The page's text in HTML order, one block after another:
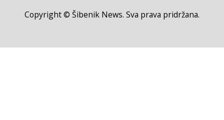
Copyright © Šibenik News. Sva prava pridržana.